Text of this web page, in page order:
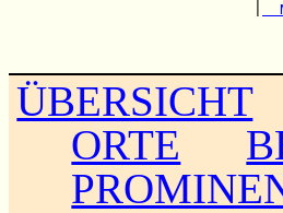
ÜBERSICHT
ORTE